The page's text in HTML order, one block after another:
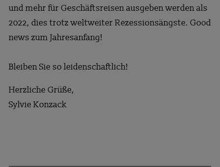
und mehr für Geschäftsreisen ausgeben werden als
2022, dies trotz weltweiter Rezessionsängste. Good
news zum Jahresanfang!
Bleiben Sie so leidenschaftlich!
Herzliche Grüße,
Sylvie Konzack